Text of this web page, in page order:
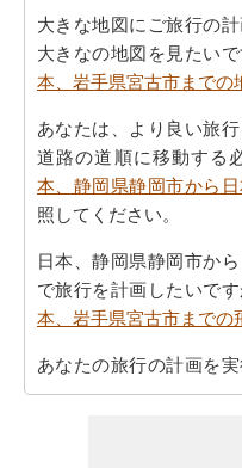
大きな地図にご旅行の
大きなの地図を見たいで
本、岩手県宮古市までの
あなたは、より良い旅
道路の道順に移動する
本、静岡県静岡市から
照してください。
日本、静岡県静岡市か
で旅行を計画したいです
本、岩手県宮古市までの
あなたの旅行の計画を
重要です。ここでおお